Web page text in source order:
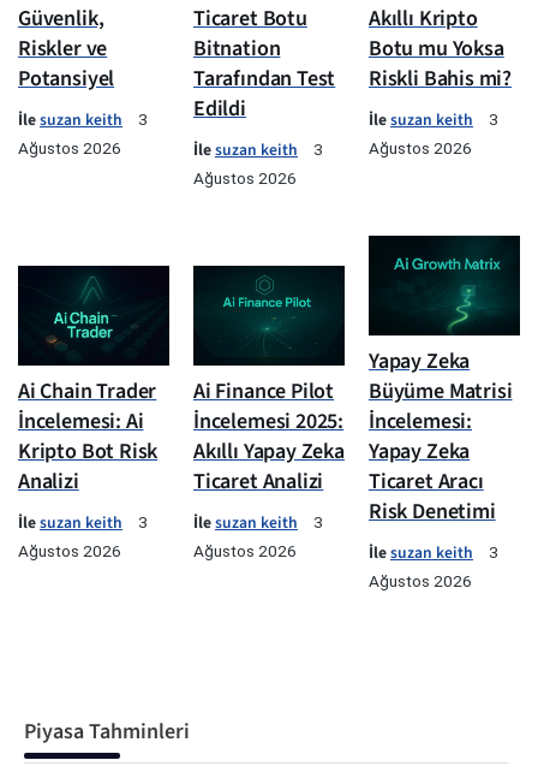
Güvenlik,
Riskler ve
Potansiyel
İlesuzan keith
3
Ağustos 2026
Ticaret Botu
Bitnation
Tarafından Test
Edildi
İlesuzan keith
3
Ağustos 2026
Akıllı Kripto
Botu mu Yoksa
Riskli Bahis mi?
İlesuzan keith
3
Ağustos 2026
Ai Chain Trader
İncelemesi: Ai
Kripto Bot Risk
Analizi
İlesuzan keith
3
Ağustos 2026
Ai Finance Pilot
İncelemesi 2025:
Akıllı Yapay Zeka
Ticaret Analizi
İlesuzan keith
3
Ağustos 2026
Yapay Zeka
Büyüme Matrisi
İncelemesi:
Yapay Zeka
Ticaret Aracı
Risk Denetimi
İlesuzan keith
3
Ağustos 2026
Piyasa Tahminleri